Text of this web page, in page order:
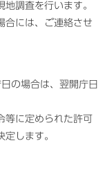
調査を行います。
合には、ご連絡させ
の場合は、翌開庁日
に定められた許可
します。